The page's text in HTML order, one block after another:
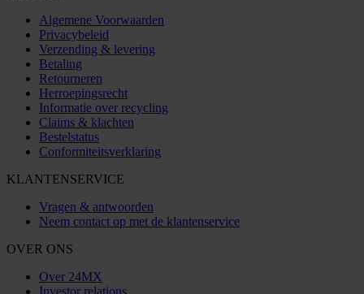
Algemene Voorwaarden
Privacybeleid
Verzending & levering
Betaling
Retourneren
Herroepingsrecht
Informatie over recycling
Claims & klachten
Bestelstatus
Conformiteitsverklaring
KLANTENSERVICE
Vragen & antwoorden
Neem contact op met de klantenservice
OVER ONS
Over 24MX
Investor relations